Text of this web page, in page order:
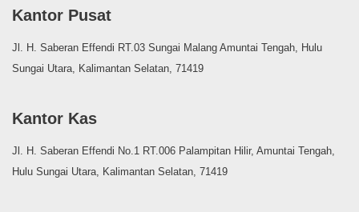
Kantor Pusat
Jl. H. Saberan Effendi RT.03 Sungai Malang Amuntai Tengah, Hulu
Sungai Utara, Kalimantan Selatan, 71419
Kantor Kas
Jl. H. Saberan Effendi No.1 RT.006 Palampitan Hilir, Amuntai Tengah,
Hulu Sungai Utara, Kalimantan Selatan, 71419